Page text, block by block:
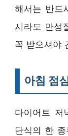
해서는 반드
시라도 만성
꼭 받으셔야
아침 점
다이어트 저
단식의 한